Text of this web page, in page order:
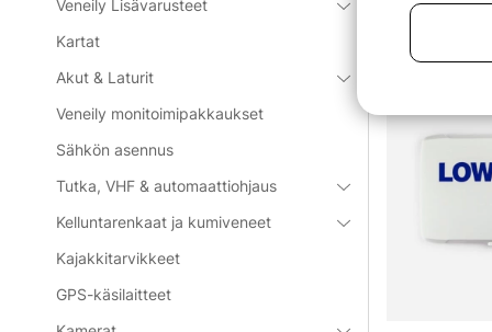
Veneily Lisävarusteet
Kartat
Akut & Laturit
Veneily monitoimipakkaukset
Sähkön asennus
Tutka, VHF & automaattiohjaus
Kelluntarenkaat ja kumiveneet
Kajakkitarvikkeet
GPS-käsilaitteet
Luokan
Lowrance fall deal